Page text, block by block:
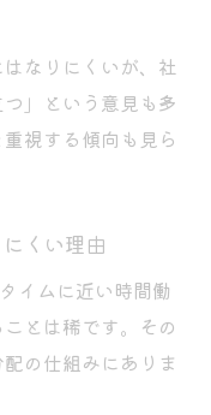
なりにくいが、社
」という意見も多
視する傾向も見ら
くい理由
イムに近い時間働
とは稀です。その
の仕組みにありま